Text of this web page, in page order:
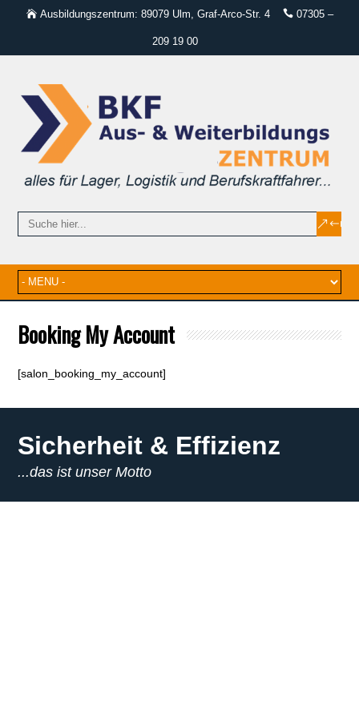
Ausbildungszentrum: 89079 Ulm, Graf-Arco-Str. 4 07305 –
209 19 00
Booking My Account
[salon_booking_my_account]
Sicherheit & Effizienz
...das ist unser Motto